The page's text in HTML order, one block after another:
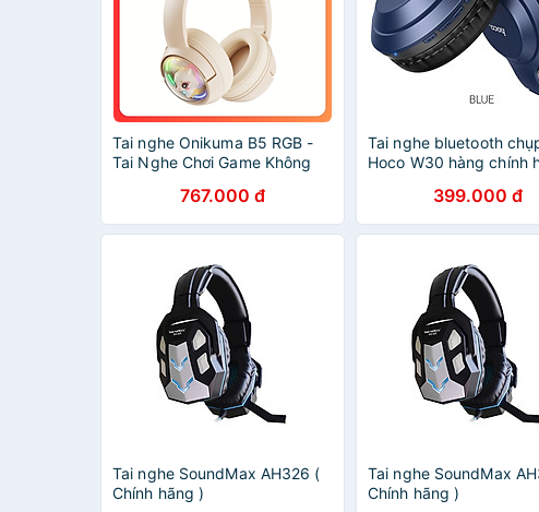
Tai nghe Onikuma B5 RGB -
Tai Nghe Chơi Game Không
Sức Hút - Hàng Chính Hãng
767.000 đ
Tai nghe bluetooth
Hoco W30 hàng chính
399.000 đ
Tai nghe SoundMax AH326 (
Chính hãng )
Tai nghe SoundMax
Chính hãng )